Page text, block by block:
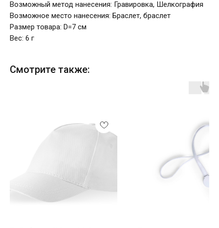
Возможный метод нанесения: Гравировка, Шелкография
Возможное место нанесения: Браслет, браслет
Размер товара: D=7 см
Вес: 6 г
Смотрите также: